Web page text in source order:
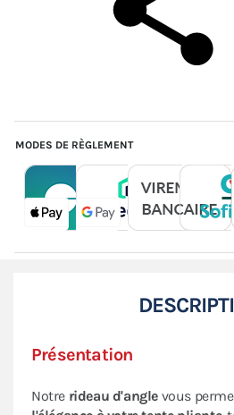
MODES DE RÈGLEMENT
Présentation
Notre rideau d'angle vous